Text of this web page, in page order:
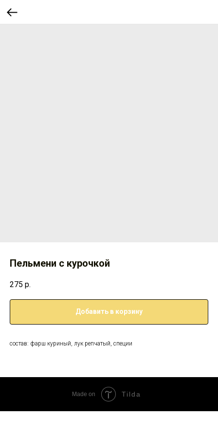
Пельмени с курочкой
275 р.
Добавить в корзину
состав: фарш куриный, лук репчатый, специи
Made on Tilda